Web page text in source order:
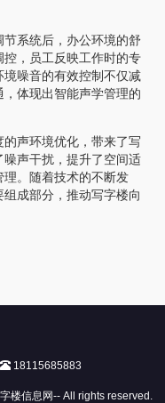
系统后，办公环境的舒
，员工反映工作时的专
噪音的有效控制不仅减
体现出智能声学管理的
声环境优化，带来了写
声干扰，提升了空间适
。随着技术的不断发
成部分，推动写字楼向
18115685883
楼信息网-- All rights reserved.